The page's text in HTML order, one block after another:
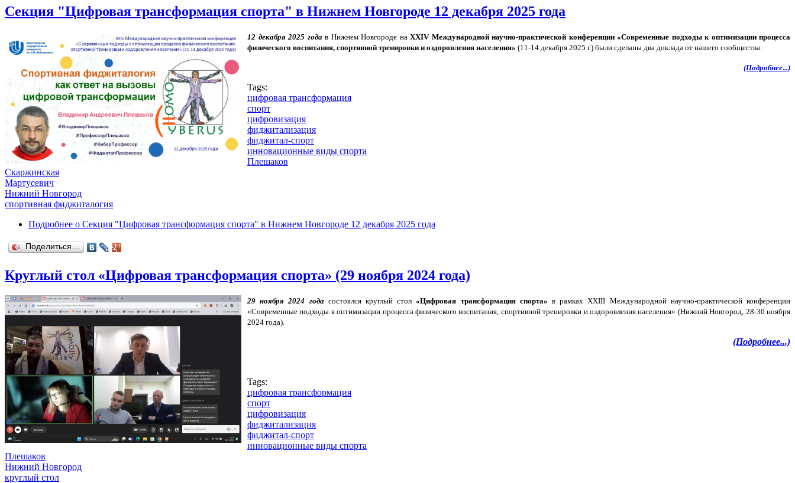
Секция "Цифровая трансформация спорта" в Нижнем Новгороде 12 декабря 2025 года
12 декабря 2025 годав Нижнем Новгороде на ХХIVМеждународной научно-практической конференции «Современные подходы к оптимизации процесса
физического воспитания, спортивной тренировки и оздоровления населения» (11-14 декабря 2025 г.) были сделаны два доклада от нашего сообщества.
(Подробнее...)
Tags:
цифровая трансформация
спорт
цифровизация
фиджитализация
фиджитал-спорт
инновационные виды спорта
Плешаков
Скаржинская
Мартусевич
Нижний Новгород
спортивная фиджиталогия
Подробнее о Секция "Цифровая трансформация спорта" в Нижнем Новгороде 12 декабря 2025 года
Поделиться…
Круглый стол «Цифровая трансформация спорта» (29 ноября 2024 года)
29 ноября 2024 годасостоялся круглый стол«Цифровая трансформация спорта» в рамках XXIII Международной научно-практической конференции
«Современные подходы к оптимизации процесса физического воспитания, спортивной тренировки и оздоровления населения» (Нижний Новгород, 28-30 ноября
2024 года).
(Подробнее...)
Tags:
цифровая трансформация
спорт
цифровизация
фиджитализация
фиджитал-спорт
инновационные виды спорта
Плешаков
Нижний Новгород
круглый стол